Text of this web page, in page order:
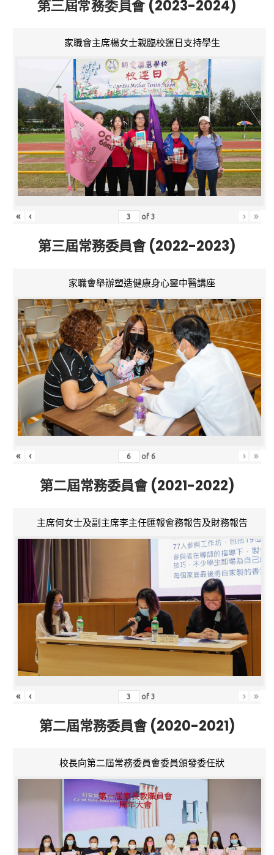
第三屆常務委員會 (2023-2024)
家職會主席楊女士親臨校運日支持學生
« ‹ of3 › »
第三屆常務委員會 (2022-2023)
家職會舉辦塑造健康身心靈中醫講座
« ‹ of 6 › »
第二屆常務委員會 (2021-2022)
主席何女士及副主席李主任匯報會務報告及財務報告
« ‹ of3 › »
第二屆常務委員會 (2020-2021)
校長向第二屆常務委員會委員頒發委任狀